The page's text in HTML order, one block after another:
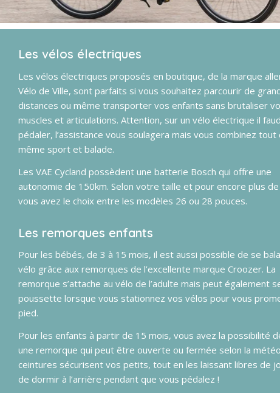
Les vélos électriques
Les vélos électriques proposés en boutique, de la marque
Vélo de Ville, sont parfaits si vous souhaitez parcourir de
distances ou même transporter vos enfants sans brutaliser
muscles et articulations. Attention, sur un vélo électrique il
pédaler, l’assistance vous soulagera mais vous combinez tout
même sport et balade.
Les VAE Cycland possèdent une batterie Bosch qui offre une
autonomie de 150km. Selon votre taille et pour encore plus
vous avez le choix entre les modèles 26 ou 28 pouces.
Les remorques enfants
Pour les bébés, de 3 à 15 mois, il est aussi possible de se
vélo grâce aux remorques de l’excellente marque Croozer. La
remorque s’attache au vélo de l’adulte mais peut également
poussette lorsque vous stationnez vos vélos pour vous
pied.
Pour les enfants à partir de 15 mois, vous avez la possibilité
une remorque qui peut être ouverte ou fermée selon la
ceintures sécurisent vos petits, tout en les laissant libres de
de dormir à l’arrière pendant que vous pédalez !